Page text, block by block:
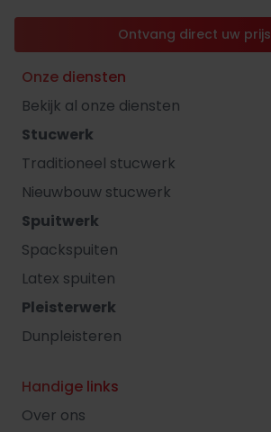
Ontvang direct uw prijs
Onze diensten
Bekijk al onze diensten
Stucwerk
Traditioneel stucwerk
Nieuwbouw stucwerk
Spuitwerk
Spackspuiten
Latex spuiten
Pleisterwerk
Dunpleisteren
Handige links
Over ons